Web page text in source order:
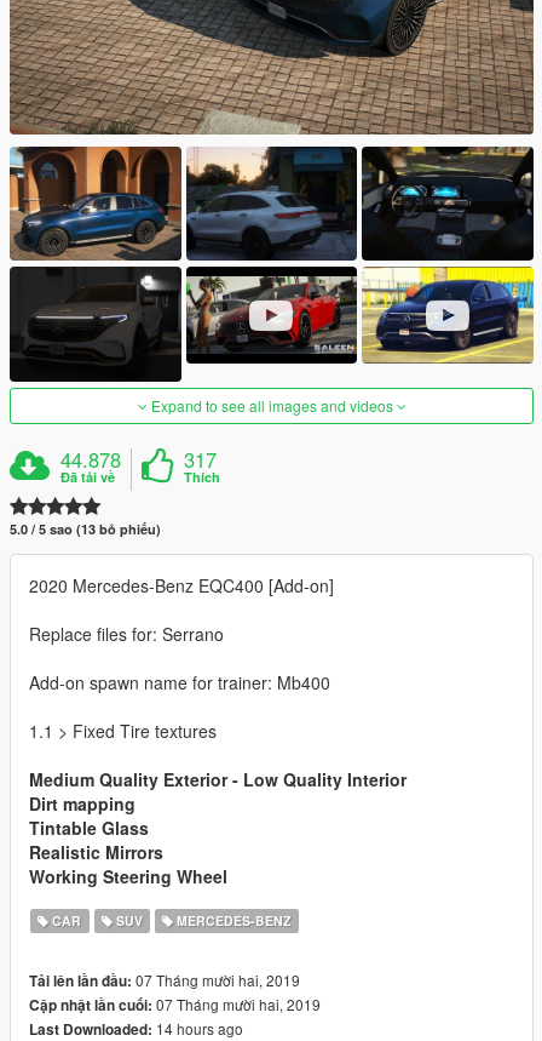
Expand to see all images and videos
44.878
Đã tải về
317
Thích
5.0 / 5 sao (13 bỏ phiếu)
2020 Mercedes-Benz EQC400 [Add-on]
Replace files for: Serrano
Add-on spawn name for trainer: Mb400
1.1 > Fixed Tire textures
Medium Quality Exterior - Low Quality Interior
Dirt mapping
Tintable Glass
Realistic Mirrors
Working Steering Wheel
CAR SUV MERCEDES-BENZ
Tải lên lần đầu: 07 Tháng mười hai, 2019
Cập nhật lần cuối: 07 Tháng mười hai, 2019
Last Downloaded: 14 hours ago